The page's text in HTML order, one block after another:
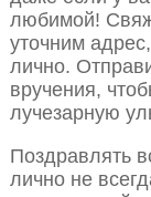
любимой!
уточним
лично.
вручения,
лучезарную
Поздравлять
лично не